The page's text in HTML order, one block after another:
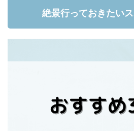
絶景行っておきたい